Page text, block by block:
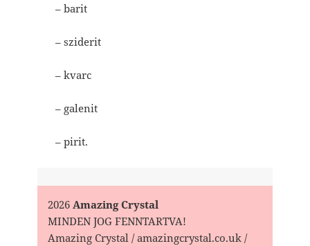
– barit
– sziderit
– kvarc
– galenit
– pirit.
2026Amazing Crystal
MINDEN JOG FENNTARTVA!
Amazing Crystal / amazingcrystal.co.uk /